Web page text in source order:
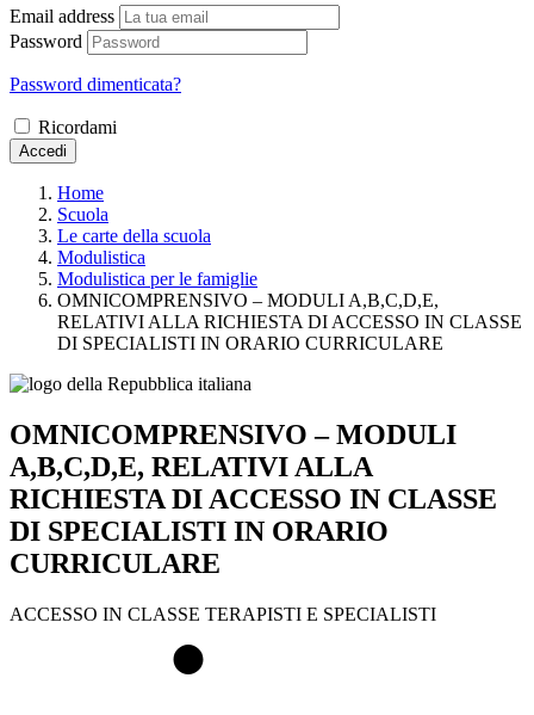
Email address
Password
Password dimenticata?
Ricordami
Accedi
Home
Scuola
Le carte della scuola
Modulistica
Modulistica per le famiglie
OMNICOMPRENSIVO – MODULI A,B,C,D,E,
RELATIVI ALLA RICHIESTA DI ACCESSO IN CLASSE
DI SPECIALISTI IN ORARIO CURRICULARE
OMNICOMPRENSIVO – MODULI
A,B,C,D,E, RELATIVI ALLA
RICHIESTA DI ACCESSO IN CLASSE
DI SPECIALISTI IN ORARIO
CURRICULARE
ACCESSO IN CLASSE TERAPISTI E SPECIALISTI